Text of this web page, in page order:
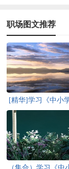
职场图文推荐
[精华]学习《中小
业道德行为处理办